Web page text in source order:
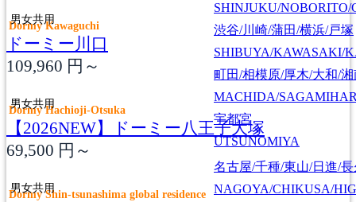
SHINJUKU/
渋谷/川崎/蒲田/横浜/戸塚
SHIBUYA/KAWASAKI/
町田/相模原/厚木/大和/湘
MACHIDA/
宇都宮
UTSUNOMIYA
名古屋/千種/東山/日進/
NAGOYA/CHIKUSA/
男女共用
Dormy Kawaguchi
ドーミー川口
109,960 円～
男女共用
Dormy Hachioji-Otsuka
【2026NEW】ドーミー八王子大塚
69,500 円～
男女共用
Dormy Shin-tsunashima global residence